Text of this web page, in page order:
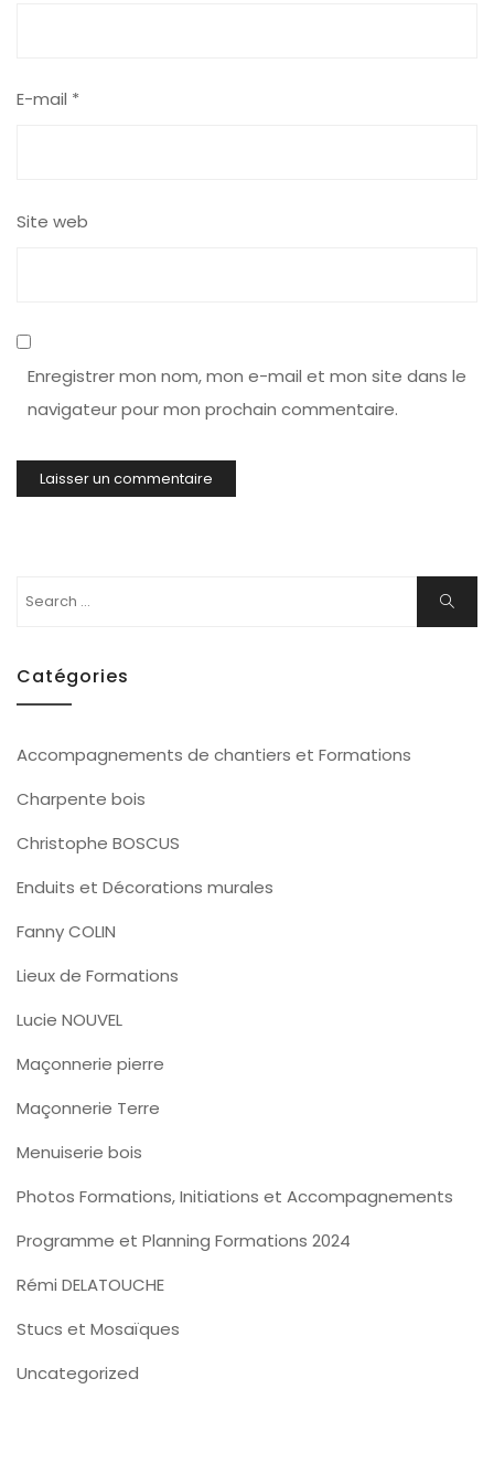
E-mail *
Site web
Enregistrer mon nom, mon e-mail et mon site dans le
navigateur pour mon prochain commentaire.
Search
Search
Catégories
Accompagnements de chantiers et Formations
Charpente bois
Christophe BOSCUS
Enduits et Décorations murales
Fanny COLIN
Lieux de Formations
Lucie NOUVEL
Maçonnerie pierre
Maçonnerie Terre
Menuiserie bois
Photos Formations, Initiations et Accompagnements
Programme et Planning Formations 2024
Rémi DELATOUCHE
Stucs et Mosaïques
Uncategorized